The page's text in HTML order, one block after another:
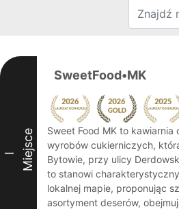
I Miejsce
SweetFood•MK
Sweet Food MK to kawiarnia
wyrobów cukierniczych,
Bytowie, przy ulicy
to stanowi
lokalnej mapie, proponując
asortyment deserów,